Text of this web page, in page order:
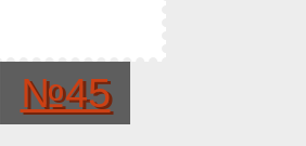
№45